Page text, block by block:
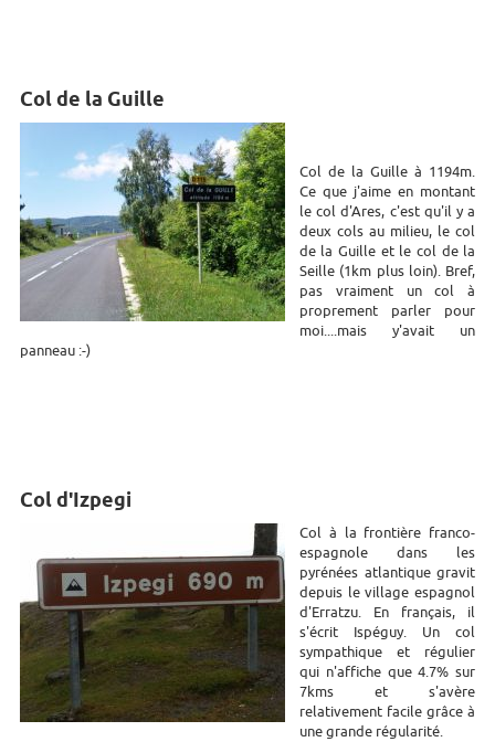
Col de la Guille
Col de la Guille à 1194m.
Ce que j'aime en montant
le col d'Ares, c'est qu'il y a
deux cols au milieu, le col
de la Guille et le col de la
Seille (1km plus loin). Bref,
pas vraiment un col à
proprement parler pour
moi....mais y'avait un
panneau :-)
Col d'Izpegi
Col à la frontière franco-
espagnole dans les
pyrénées atlantique gravit
depuis le village espagnol
d'Erratzu. En français, il
s'écrit Ispéguy. Un col
sympathique et régulier
qui n'affiche que 4.7% sur
7kms et s'avère
relativement facile grâce à
une grande régularité.